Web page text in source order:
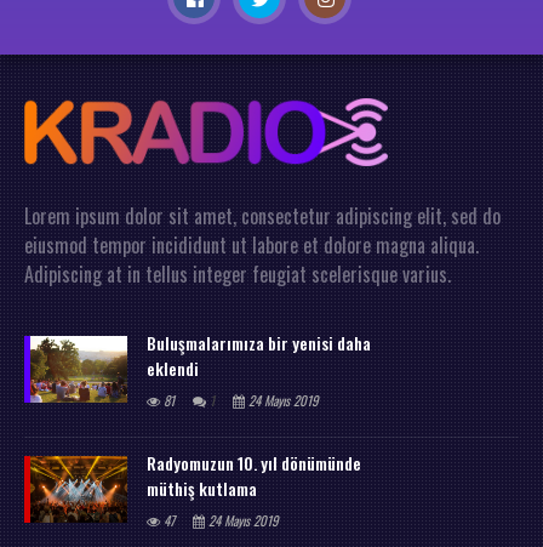
Lorem ipsum dolor sit amet, consectetur adipiscing elit, sed do
eiusmod tempor incididunt ut labore et dolore magna aliqua.
Adipiscing at in tellus integer feugiat scelerisque varius.
Buluşmalarımıza bir yenisi daha
eklendi
81 1 24 Mayıs 2019
Radyomuzun 10. yıl dönümünde
müthiş kutlama
47 24 Mayıs 2019